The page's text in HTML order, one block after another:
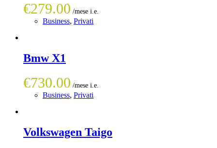
€279.00
Business, Privati
Bmw X1
€730.00
Business, Privati
Volkswagen Taigo